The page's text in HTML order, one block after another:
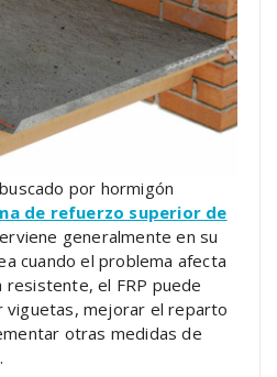
por hormigón
de refuerzo superior de
generalmente en su
cuando el problema afecta
el FRP puede
mejorar el reparto
otras medidas de